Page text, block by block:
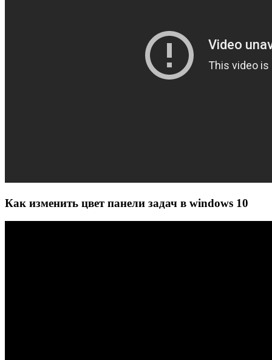
Как изменить цвет панели задач в windows 10